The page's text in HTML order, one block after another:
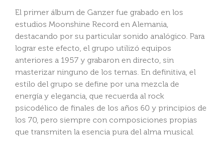
El primer álbum de Ganzer fue grabado en los
estudios Moonshine Record en Alemania,
destacando por su particular sonido analógico. Para
lograr este efecto, el grupo utilizó equipos
anteriores a 1957 y grabaron en directo, sin
masterizar ninguno de los temas. En definitiva, el
estilo del grupo se define por una mezcla de
energía y elegancia, que recuerda al rock
psicodélico de finales de los años 60 y principios de
los 70, pero siempre con composiciones propias
que transmiten la esencia pura del alma musical.